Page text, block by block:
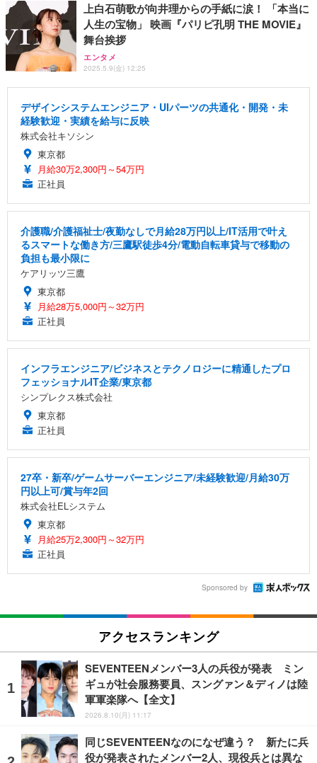
上白石萌歌が向井理からの手紙に涙！ 「本当に
人生の宝物」 映画『パリピ孔明 THE MOVIE』
舞台挨拶
エンタメ
2025.5.9(金) 12:25
デザインシステムエンジニア・UIパーツの共通化・開発・未
経験歓迎・実績を給与に反映
株式会社キソシン
東京都
月給30万2,300円～54万円
正社員
介護職/介護福祉士/夜勤なしで月給28万円以上/IT活用で叶え
るスマートな働き方/三鷹駅徒歩4分/電動自転車貸与で移動の
負担も最小限に
ケアリッツ三鷹
東京都
月給28万5,000円～32万円
正社員
インフラエンジニア/ビジネスとテクノロジーに精通したプロ
フェッショナルIT企業/東京都
シンプレクス株式会社
東京都
正社員
27卒・新卒/ゲームサーバーエンジニア/未経験歓迎/月給30万
円以上可/賞与年2回
株式会社ELシステム
東京都
月給25万2,300円～32万円
正社員
Sponsored by
アクセスランキング
SEVENTEENメンバー3人の兵役が発表 ミン
ギュが社会服務要員、スングァン＆ディノは陸
軍軍楽隊へ【全文】
2026.8.10(月) 11:17
同じSEVENTEENなのになぜ違う？ 新たに兵
役が発表されたメンバー2人、現役兵とは異な